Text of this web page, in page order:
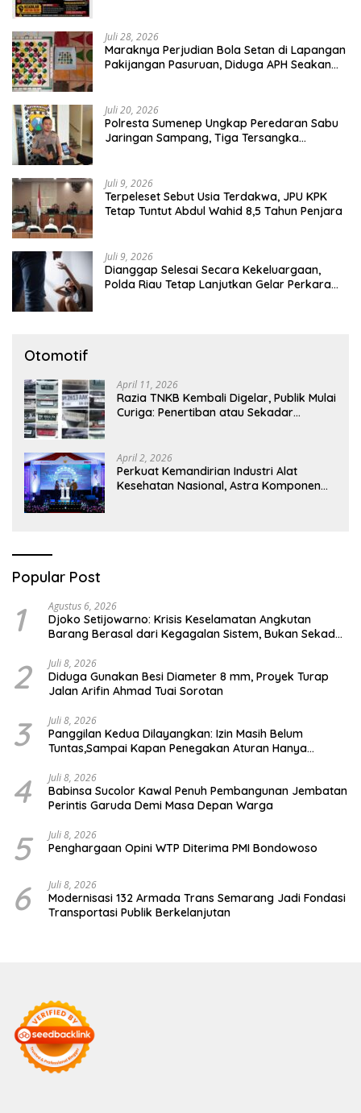
Juli 28, 2026
Maraknya Perjudian Bola Setan di Lapangan
Pakijangan Pasuruan, Diduga APH Seakan
Juli 20, 2026
Polresta Sumenep Ungkap Peredaran Sabu
Jaringan Sampang, Tiga Tersangka
Juli 9, 2026
Terpeleset Sebut Usia Terdakwa, JPU KPK
Tetap Tuntut Abdul Wahid 8,5 Tahun Penjara
Juli 9, 2026
Dianggap Selesai Secara Kekeluargaan,
Polda Riau Tetap Lanjutkan Gelar Perkara
Otomotif
April 11, 2026
Razia TNKB Kembali Digelar, Publik Mulai
Curiga: Penertiban atau Sekadar
April 2, 2026
Perkuat Kemandirian Industri Alat
Kesehatan Nasional, Astra Komponen
Popular Post
1 Agustus 6, 2026
Djoko Setijowarno: Krisis Keselamatan Angkutan
Barang Berasal dari Kegagalan Sistem, Bukan Sekadar
2 Juli 8, 2026
Diduga Gunakan Besi Diameter 8 mm, Proyek Turap
Jalan Arifin Ahmad Tuai Sorotan
3 Juli 8, 2026
Panggilan Kedua Dilayangkan: Izin Masih Belum
Tuntas,Sampai Kapan Penegakan Aturan Hanya
4 Juli 8, 2026
Babinsa Sucolor Kawal Penuh Pembangunan Jembatan
Perintis Garuda Demi Masa Depan Warga
5 Juli 8, 2026
Penghargaan Opini WTP Diterima PMI Bondowoso
6 Juli 8, 2026
Modernisasi 132 Armada Trans Semarang Jadi Fondasi
Transportasi Publik Berkelanjutan